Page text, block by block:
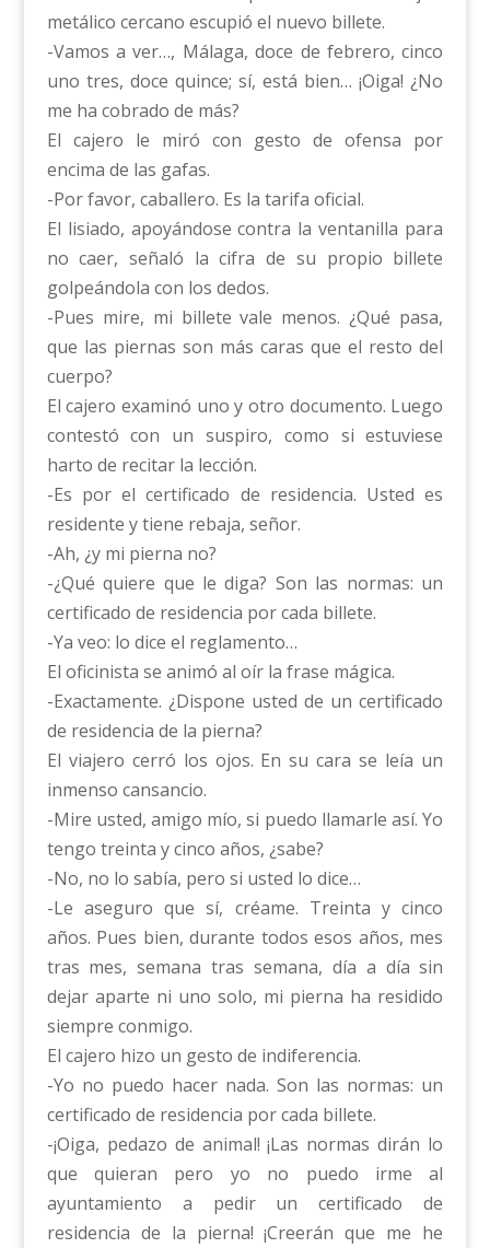
metálico cercano escupió el nuevo billete.
-Vamos a ver…, Málaga, doce de febrero, cinco
uno tres, doce quince; sí, está bien… ¡Oiga! ¿No
me ha cobrado de más?
El cajero le miró con gesto de ofensa por
encima de las gafas.
-Por favor, caballero. Es la tarifa oficial.
El lisiado, apoyándose contra la ventanilla para
no caer, señaló la cifra de su propio billete
golpeándola con los dedos.
-Pues mire, mi billete vale menos. ¿Qué pasa,
que las piernas son más caras que el resto del
cuerpo?
El cajero examinó uno y otro documento. Luego
contestó con un suspiro, como si estuviese
harto de recitar la lección.
-Es por el certificado de residencia. Usted es
residente y tiene rebaja, señor.
-Ah, ¿y mi pierna no?
-¿Qué quiere que le diga? Son las normas: un
certificado de residencia por cada billete.
-Ya veo: lo dice el reglamento…
El oficinista se animó al oír la frase mágica.
-Exactamente. ¿Dispone usted de un certificado
de residencia de la pierna?
El viajero cerró los ojos. En su cara se leía un
inmenso cansancio.
-Mire usted, amigo mío, si puedo llamarle así. Yo
tengo treinta y cinco años, ¿sabe?
-No, no lo sabía, pero si usted lo dice…
-Le aseguro que sí, créame. Treinta y cinco
años. Pues bien, durante todos esos años, mes
tras mes, semana tras semana, día a día sin
dejar aparte ni uno solo, mi pierna ha residido
siempre conmigo.
El cajero hizo un gesto de indiferencia.
-Yo no puedo hacer nada. Son las normas: un
certificado de residencia por cada billete.
-¡Oiga, pedazo de animal! ¡Las normas dirán lo
que quieran pero yo no puedo irme al
ayuntamiento a pedir un certificado de
residencia de la pierna! ¡Creerán que me he